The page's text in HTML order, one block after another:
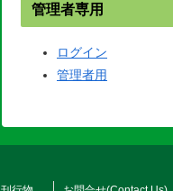
管理者専用
ログイン
管理者用